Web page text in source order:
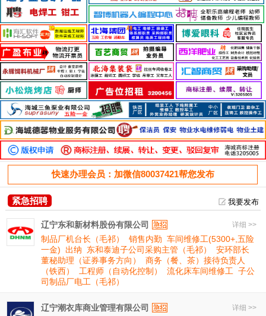
快速办理会员：加微信80037421帮您发布
我要发布
紧急招聘
详细 >>
辽宁东和新材料股份有限公司
制品厂机台长（毛祁）
销售内勤 车间维修工(5300+,五险
一金) 出纳 东和泰迪子公司采购主管（毛祁）
安环部长
董秘助理（证券事务方向）
商务（餐、茶）接待负责人
（铁西）
工程师（自动化控制） 流化床车间维修工 子公
司制品厂电工（毛祁）
详细 >>
辽宁潮衣库商业管理有限公司